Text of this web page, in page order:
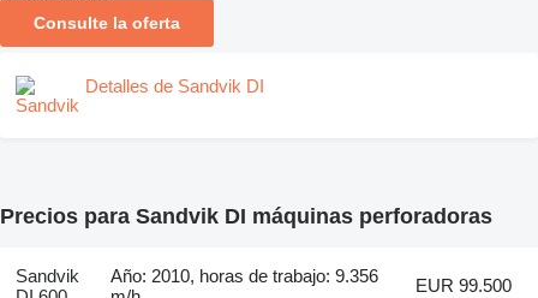
Consulte la oferta
Detalles de Sandvik DI
Precios para Sandvik DI máquinas perforadoras
Sandvik
Año: 2010, horas de trabajo: 9.356
EUR 99.500